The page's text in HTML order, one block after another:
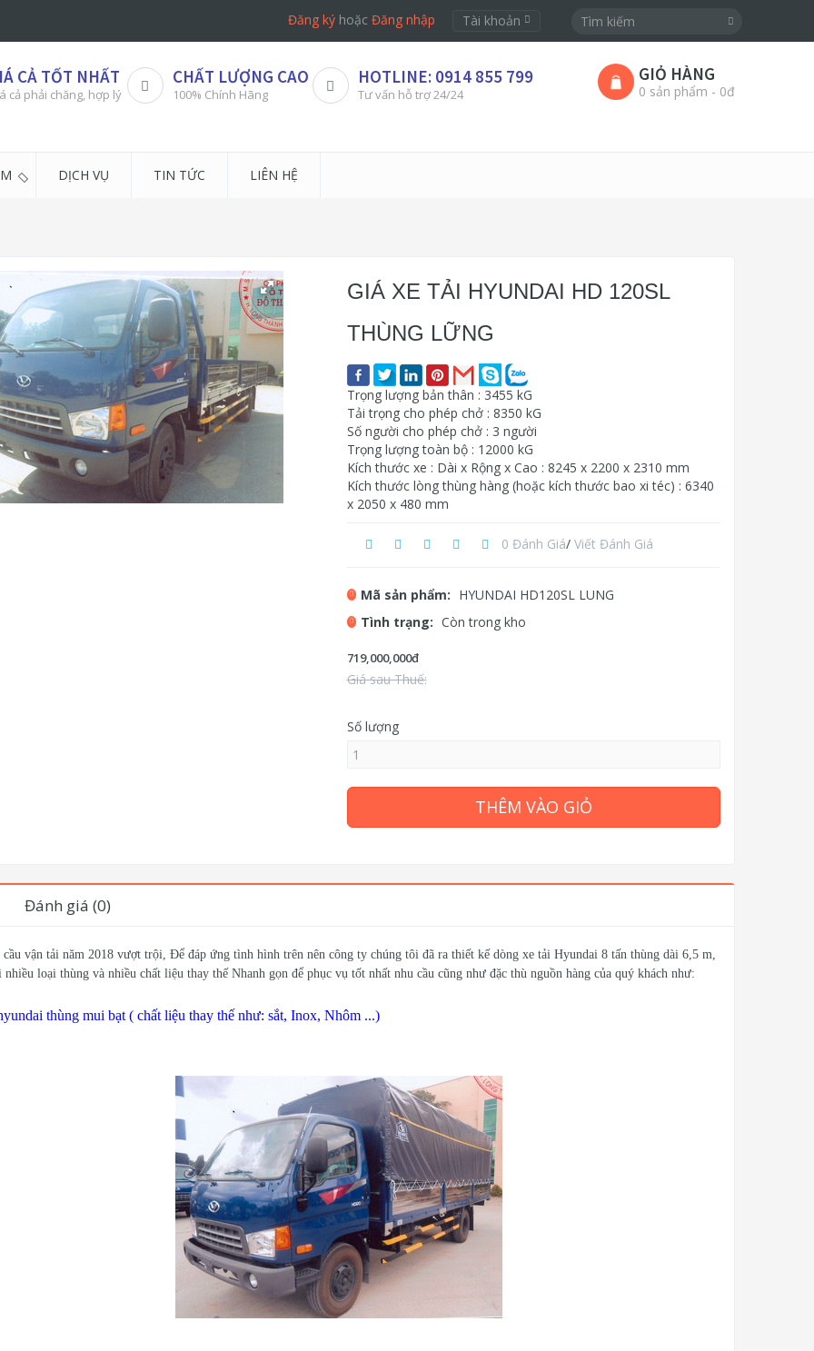
Đăng ký hoặcĐăng nhập Tài khoản
CẢ TỐT NHẤT
cả phải chăng, hợp lý
CHẤT LƯỢNG CAO
100% Chính Hãng
HOTLINE: 0914 855 799
Tư vấn hỗ trợ 24/24
GIỎ HÀNG
0 sản phẩm - 0đ
DỊCH VỤ TIN TỨC LIÊN HỆ
GIÁ XE TẢI HYUNDAI HD 120SL
THÙNG LỮNG
Trọng lượng bản thân : 3455 kG
Tải trọng cho phép chở : 8350 kG
Số người cho phép chở : 3 người
Trọng lượng toàn bộ : 12000 kG
Kích thước xe : Dài x Rộng x Cao : 8245 x 2200 x 2310 mm
Kích thước lòng thùng hàng (hoặc kích thước bao xi téc) : 6340
x 2050 x 480 mm
0 Đánh Giá/ Viết Đánh Giá
Mã sản phẩm: HYUNDAI HD120SL LUNG
Tình trạng: Còn trong kho
719,000,000đ
Giá sau Thuế:
Số lượng
THÊM VÀO GIỎ
Đánh giá (0)
cầu vận tải năm 2018 vượt trội, Để đáp ứng tình hình trên nên công ty chúng tôi đã ra thiết kế dòng xe tải Hyundai 8 tấn thùng dài 6,5 m,
nhiều loại thùng và nhiều chất liệu thay thế Nhanh gọn để phục vụ tốt nhất nhu cầu cũng như đặc thù nguồn hàng của quý khách như:
thùng mui bạt ( chất liệu thay thế như: sắt, Inox, Nhôm ...)